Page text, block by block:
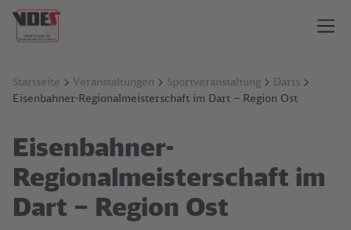
Startseite Veranstaltungen Sportveranstaltung
Darts
Eisenbahner-Regionalmeisterschaft im Dart – Region Ost
Eisenbahner-
Regionalmeisterschaft im
Dart – Region Ost